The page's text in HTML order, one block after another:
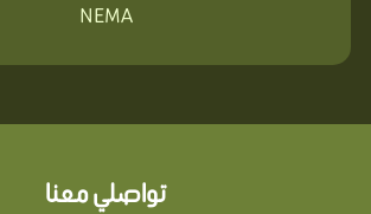
NEMA
تواصلي معنا